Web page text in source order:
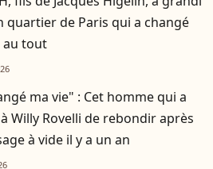
quartier de Paris qui a changé
tout
ma vie" : Cet homme qui a
Willy Rovelli de rebondir après
à vide il y a un an